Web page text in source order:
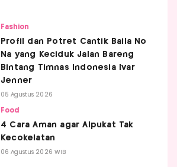
Fashion
Profil dan Potret Cantik Baila No
Na yang Keciduk Jalan Bareng
Bintang Timnas Indonesia Ivar
Jenner
05 Agustus 2026
Food
4 Cara Aman agar Alpukat Tak
Kecokelatan
06 Agustus 2026 WIB